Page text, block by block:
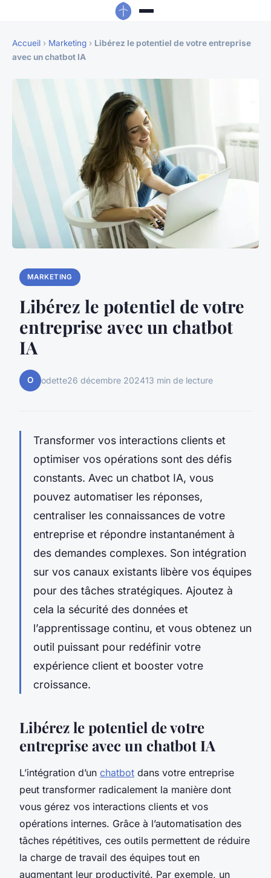
Accueil › Marketing › Libérez le potentiel de votre entreprise
avec un chatbot IA
MARKETING
Libérez le potentiel de votre
entreprise avec un chatbot
IA
O odette26 décembre 202413 min de lecture
Transformer vos interactions clients et
optimiser vos opérations sont des défis
constants. Avec un chatbot IA, vous
pouvez automatiser les réponses,
centraliser les connaissances de votre
entreprise et répondre instantanément à
des demandes complexes. Son intégration
sur vos canaux existants libère vos équipes
pour des tâches stratégiques. Ajoutez à
cela la sécurité des données et
l’apprentissage continu, et vous obtenez un
outil puissant pour redéfinir votre
expérience client et booster votre
croissance.
Libérez le potentiel de votre
entreprise avec un chatbot IA
L’intégration d’un chatbot dans votre entreprise
peut transformer radicalement la manière dont
vous gérez vos interactions clients et vos
opérations internes. Grâce à l’automatisation des
tâches répétitives, ces outils permettent de réduire
la charge de travail des équipes tout en
augmentant leur productivité. Par exemple, un